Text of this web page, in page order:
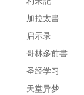
加拉太書
启示录
哥林多前書
圣经学习
天堂异梦